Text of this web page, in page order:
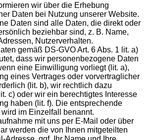
wir über die Erhebung
Daten bei Nutzung unserer Website.
Daten sind alle Daten, die direkt oder
beziehbar sind, z. B. Name,
Nutzerverhalten.
gemäß DS-GVO Art. 6 Abs. 1 lit. a)
dass wir personenbezogene Daten
eine Einwilligung vorliegt (lit. a),
eines Vertrages oder vorvertraglicher
(lit. b), wir rechtlich dazu
c) oder wir ein berechtigtes Interesse
haben (lit. f). Die entsprechende
im Einzelfall benannt.
mit uns per E-Mail oder über
werden die von Ihnen mitgeteilten